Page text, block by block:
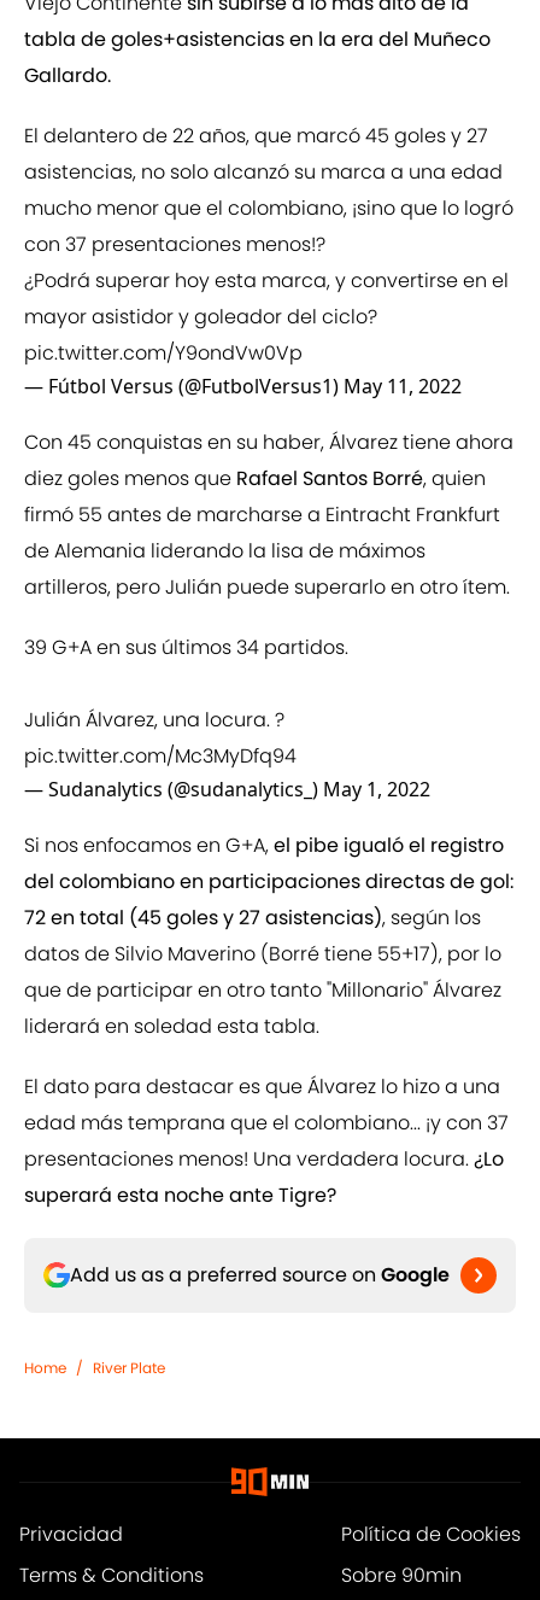
tabla de goles+asistencias en la era del Muñeco
Gallardo.
El delantero de 22 años, que marcó 45 goles y 27
asistencias, no solo alcanzó su marca a una edad
mucho menor que el colombiano, ¡sino que lo logró
con 37 presentaciones menos!?
¿Podrá superar hoy esta marca, y convertirse en el
mayor asistidor y goleador del ciclo?
pic.twitter.com/Y9ondVw0Vp
— Fútbol Versus (@FutbolVersus1) May 11, 2022
Con 45 conquistas en su haber, Álvarez tiene ahora
diez goles menos que Rafael Santos Borré, quien
firmó 55 antes de marcharse a Eintracht Frankfurt
de Alemania liderando la lisa de máximos
artilleros, pero Julián puede superarlo en otro ítem.
39 G+A en sus últimos 34 partidos.
Julián Álvarez, una locura. ?
pic.twitter.com/Mc3MyDfq94
— Sudanalytics (@sudanalytics_) May 1, 2022
Si nos enfocamos en G+A,el pibe igualó el registro
del colombianoen participaciones directas de gol:
72 en total (45 goles y 27 asistencias), según los
datos de Silvio Maverino (Borré tiene 55+17), por lo
que de participar en otro tanto "Millonario" Álvarez
liderará en soledad esta tabla.
El dato para destacar es que Álvarez lo hizo a una
edad más temprana que el colombiano... ¡y con 37
presentaciones menos! Una verdadera locura.¿Lo
superará esta noche ante Tigre?
Add us as a preferred source on Google
Home / River Plate
Privacidad
Política de Cookies
Terms & Conditions
Sobre 90min